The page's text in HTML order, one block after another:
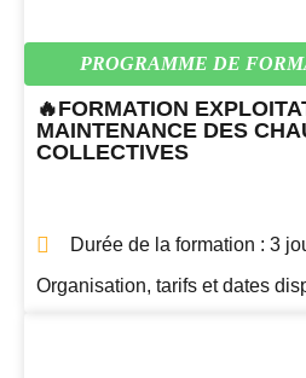
PROGRAMME DE
🔥FORMATION
MAINTENANCE DES
COLLECTIVES
Durée de la formation : 3
Organisation, tarifs et dates